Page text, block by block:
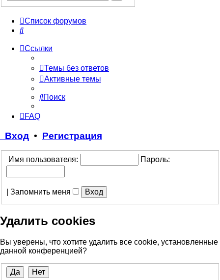
Список форумов
Поиск
Ссылки
Темы без ответов
Активные темы
Поиск
FAQ
Вход • Регистрация
Имя пользователя: Пароль:
Запомнить меня
Удалить cookies
Вы уверены, что хотите удалить все cookie, установленные
данной конференцией?